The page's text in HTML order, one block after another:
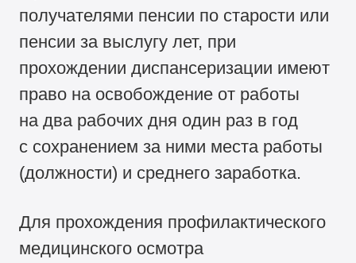
получателями пенсии по старости или
пенсии за выслугу лет, при
прохождении диспансеризации имеют
право на освобождение от работы
на два рабочих дня один раз в год
с сохранением за ними места работы
(должности) и среднего заработка.
Для прохождения профилактического
медицинского осмотра